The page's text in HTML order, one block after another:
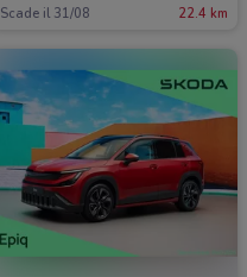
Scade il 31/08 22.4 km